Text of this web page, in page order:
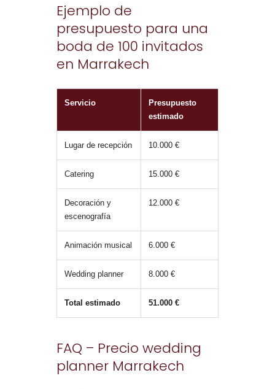
Ejemplo de
presupuesto para una
boda de 100 invitados
en Marrakech
Servicio
Presupuesto
estimado
Lugar de recepción 10.000 €
Catering 15.000 €
Decoración y
escenografía
12.000 €
Animación musical 6.000 €
Wedding planner 8.000 €
Total estimado 51.000 €
FAQ – Precio wedding
planner Marrakech